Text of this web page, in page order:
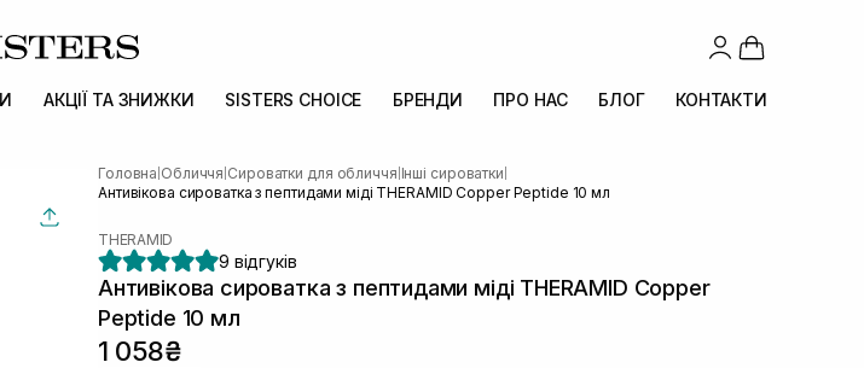
АКЦІЇ ТА ЗНИЖКИ SISTERS CHOICE БРЕНДИ ПРО НАС БЛОГ КОНТАКТИ
Головна Обличчя Сироватки для обличчя Інші сироватки
Антивікова сироватка з пептидами міді THERAMID Copper Peptide 10 мл
THERAMID
9 відгуків
Антивікова сироватка з пептидами міді THERAMID Copper
Peptide 10 мл
1 058₴